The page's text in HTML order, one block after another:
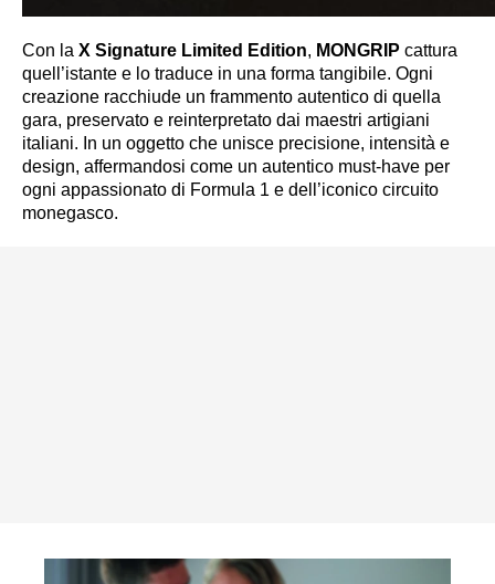
Con la X Signature Limited Edition, MONGRIP cattura
quell’istante e lo traduce in una forma tangibile. Ogni
creazione racchiude un frammento autentico di quella
gara, preservato e reinterpretato dai maestri artigiani
italiani. In un oggetto che unisce precisione, intensità e
design, affermandosi come un autentico must-have per
ogni appassionato di Formula 1 e dell’iconico circuito
monegasco.